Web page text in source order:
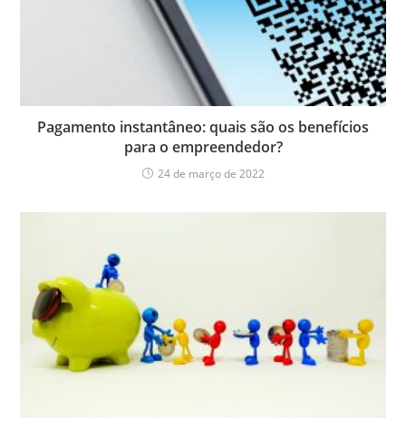
Pagamento instantâneo: quais são os benefícios
para o empreendedor?
24 de março de 2022